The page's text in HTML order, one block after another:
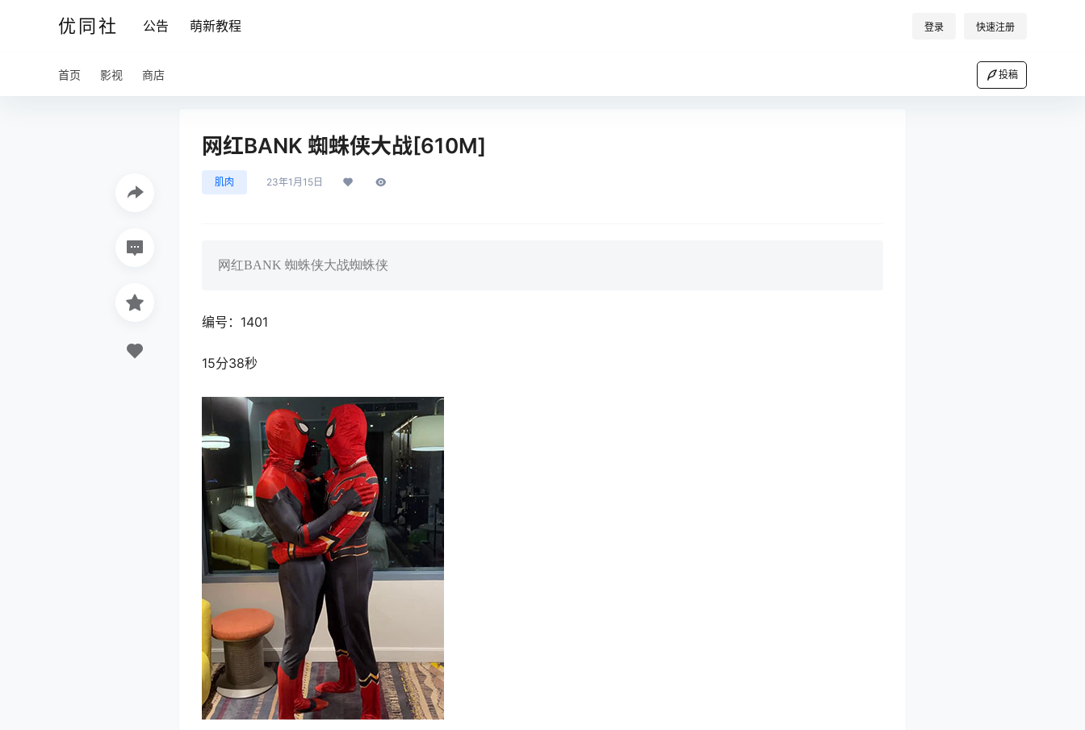
优同社 公告 萌新教程 登录 快速注册
首页 影视 商店 投稿
网红BANK 蜘蛛侠大战[610M]
肌肉 23年1月15日
网红BANK 蜘蛛侠大战蜘蛛侠
编号：1401
15分38秒